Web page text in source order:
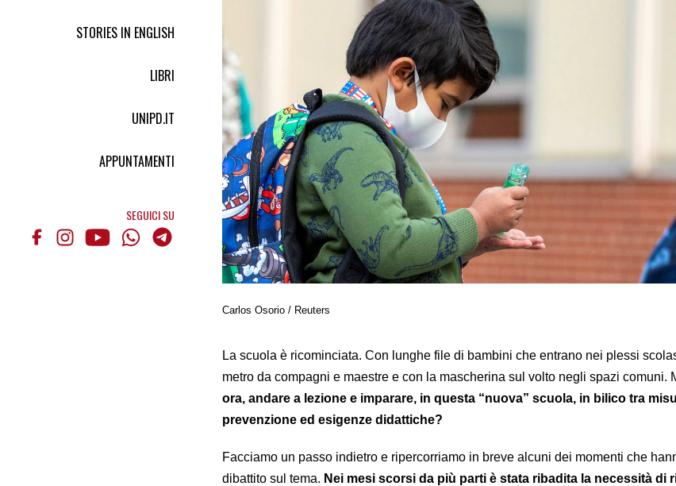
STORIES IN ENGLISH
LIBRI
UNIPD.IT
APPUNTAMENTI
SEGUICI SU
Carlos Osorio / Reuters
La scuola è ricominciata. Con lunghe file di bambini che entrano nei plessi
metro da compagni e maestre e con la mascherina sul volto negli spazi comuni.
ora, andare a lezione e imparare, in questa “nuova” scuola, in bilico tra
prevenzione ed esigenze didattiche?
Facciamo un passo indietro e ripercorriamo in breve alcuni dei momenti che
dibattito sul tema. Nei mesi scorsi da più parti è stata ribadita la necessità di